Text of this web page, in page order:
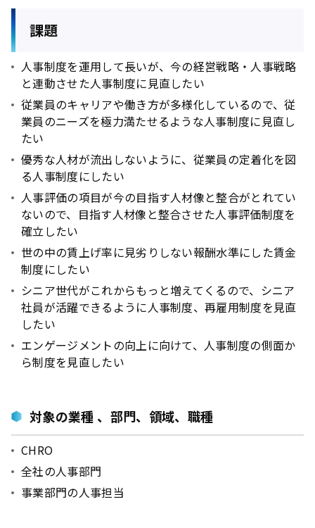
課題
人事制度を運用して長いが、今の経営戦略・人事戦略
と連動させた人事制度に見直したい
従業員のキャリアや働き方が多様化しているので、従
業員のニーズを極力満たせるような人事制度に見直し
たい
優秀な人材が流出しないように、従業員の定着化を図
る人事制度にしたい
人事評価の項目が今の目指す人材像と整合がとれてい
ないので、目指す人材像と整合させた人事評価制度を
確立したい
世の中の賃上げ率に見劣りしない報酬水準にした賃金
制度にしたい
シニア世代がこれからもっと増えてくるので、シニア
社員が活躍できるように人事制度、再雇用制度を見直
したい
エンゲージメントの向上に向けて、人事制度の側面か
ら制度を見直したい
対象の業種 、部門、領域、職種
CHRO
全社の人事部門
事業部門の人事担当